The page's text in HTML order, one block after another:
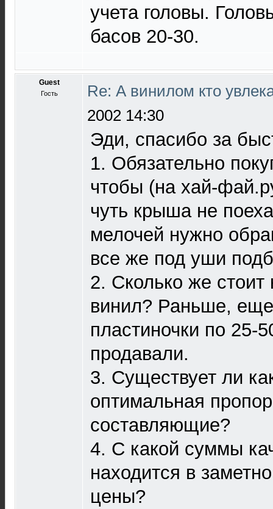
учета головы.
басов 20-30.
Guest
Гость
Re: А винилом кто
2002 14:30
Эди, спасибо за
1. Обязательно
чтобы (на хай-
чуть крыша не
мелочей нужно
все же под уши
2. Сколько же
винил? Раньше,
пластиночки по 25-
продавали.
3. Существует ли
оптимальная
составляющие?
4. С какой суммы
находится в
цены?